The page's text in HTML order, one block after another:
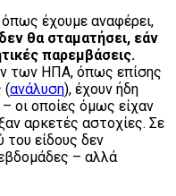
έχουμε αναφέρει,
θα σταματήσει, εάν
παρεμβάσεις.
των ΗΠΑ, όπως επίσης
(ανάλυση), έχουν ήδη
οι οποίες όμως είχαν
αρκετές αστοχίες. Σε
του είδους δεν
– αλλά